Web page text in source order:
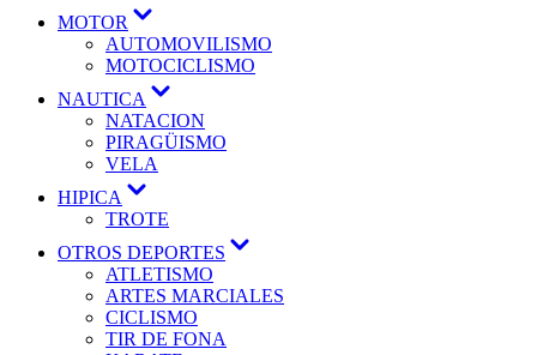
MOTOR
submenú
AUTOMOVILISMO
MOTOCICLISMO
NAUTICA
submenú
NATACION
PIRAGÜISMO
VELA
HIPICA
submenú
TROTE
OTROS DEPORTES
ATLETISMO
ARTES MARCIALES
CICLISMO
TIR DE FONA